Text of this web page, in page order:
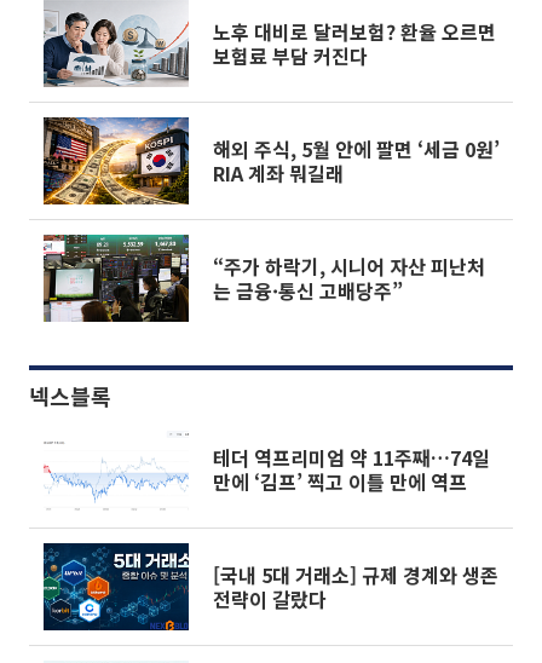
노후 대비로 달러보험? 환율 오르면
보험료 부담 커진다
해외 주식, 5월 안에 팔면 ‘세금 0원’
RIA 계좌 뭐길래
“주가 하락기, 시니어 자산 피난처
는 금융·통신 고배당주”
넥스블록
테더 역프리미엄 약 11주째…74일
만에 ‘김프’ 찍고 이틀 만에 역프
[국내 5대 거래소] 규제 경계와 생존
전략이 갈랐다